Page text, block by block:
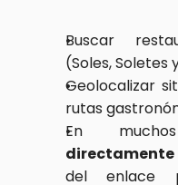
Buscar
(Soles,
Geolocalizar
rutas
En
directamente
del enlace